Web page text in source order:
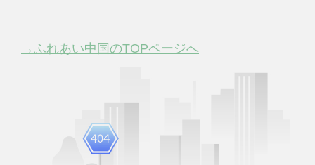
→ふれあい中国のTOPページへ